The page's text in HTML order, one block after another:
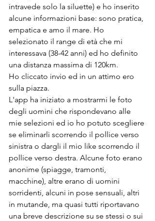
intravede solo la siluette) e ho inserito
alcune informazioni base: sono pratica,
empatica e amo il mare. Ho
selezionato il range di età che mi
interessava (38-42 anni) ed ho definito
una distanza massima di 120km.
Ho cliccato invio ed in un attimo ero
sulla piazza.
L'app ha iniziato a mostrarmi le foto
degli uomini che rispondevano alle
mie selezioni ed io ho potuto scegliere
se eliminarli scorrendo il pollice verso
sinistra o dargli il mio like scorrendo il
pollice verso destra. Alcune foto erano
anonime (spiagge, tramonti,
macchine), altre erano di uomini
sorridenti, alcuni in pose sensuali, altri
in mutande, ma quasi tutti riportavano
una breve descrizione su se stessi o sui